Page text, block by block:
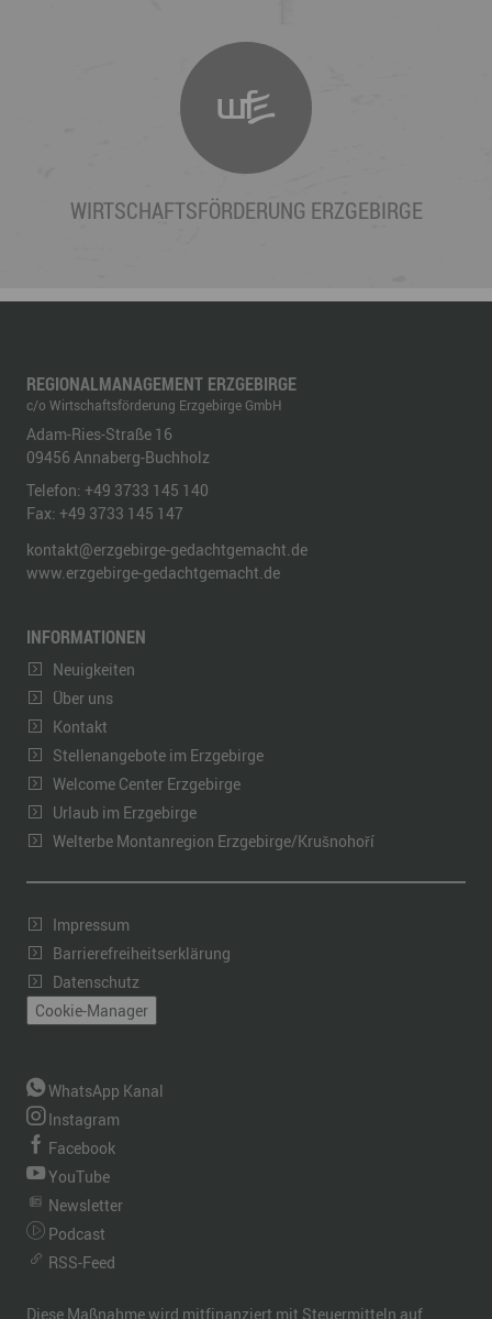
WIRTSCHAFTSFÖRDERUNG ERZGEBIRGE
REGIONALMANAGEMENT ERZGEBIRGE
c/o Wirtschaftsförderung Erzgebirge GmbH
Adam-Ries-Straße 16
09456 Annaberg-Buchholz
Telefon: +49 3733 145 140
Fax: +49 3733 145 147
kontakt@erzgebirge-gedachtgemacht.de
www.erzgebirge-gedachtgemacht.de
INFORMATIONEN
Neuigkeiten
Über uns
Kontakt
Stellenangebote im Erzgebirge
Welcome Center Erzgebirge
Urlaub im Erzgebirge
Welterbe Montanregion Erzgebirge/Krušnohoří
Impressum
Barrierefreiheitserklärung
Datenschutz
Cookie-Manager
WhatsApp Kanal
Instagram
Facebook
YouTube
Newsletter
Podcast
RSS-Feed
Diese Maßnahme wird mitfinanziert mit Steuermitteln auf